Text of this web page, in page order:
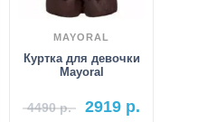
MAYORAL
Куртка для девочки
Mayoral
4490р. 2919 р.